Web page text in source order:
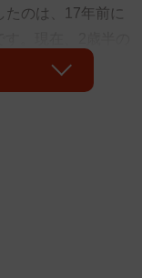
たのは、17年前に
い時を経て親か
感動の声が多く